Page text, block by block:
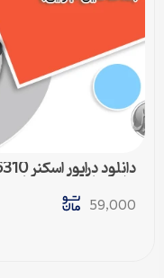
برای تمامی ویندوزها
59,000